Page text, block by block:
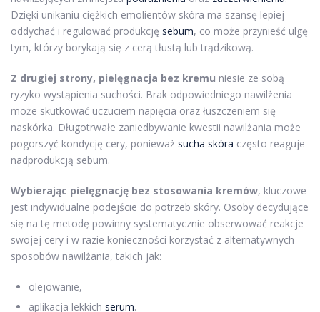
Dzięki unikaniu ciężkich emolientów skóra ma szansę lepiej
oddychać i regulować produkcję sebum, co może przynieść ulgę
tym, którzy borykają się z cerą tłustą lub trądzikową.
Z drugiej strony, pielęgnacja bez kremu niesie ze sobą
ryzyko wystąpienia suchości. Brak odpowiedniego nawilżenia
może skutkować uczuciem napięcia oraz łuszczeniem się
naskórka. Długotrwałe zaniedbywanie kwestii nawilżania może
pogorszyć kondycję cery, ponieważ sucha skóra często reaguje
nadprodukcją sebum.
Wybierając pielęgnację bez stosowania kremów, kluczowe
jest indywidualne podejście do potrzeb skóry. Osoby decydujące
się na tę metodę powinny systematycznie obserwować reakcje
swojej cery i w razie konieczności korzystać z alternatywnych
sposobów nawilżania, takich jak:
olejowanie,
aplikacja lekkich serum.